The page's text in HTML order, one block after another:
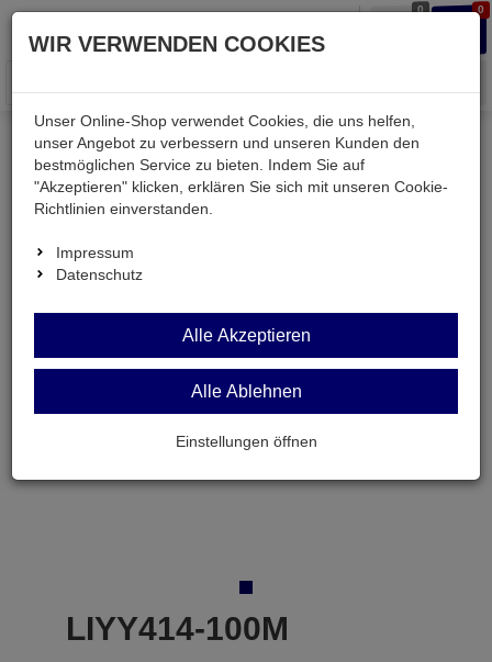
0 0
Menü
Weiter einkaufen Kessler electronic LIYY414-100M
LIYY414-100M
WIR VERWENDEN COOKIES
Unser Online-Shop verwendet Cookies, die uns helfen,
unser Angebot zu verbessern und unseren Kunden den
bestmöglichen Service zu bieten. Indem Sie auf
"Akzeptieren" klicken, erklären Sie sich mit unseren Cookie-
Richtlinien einverstanden.
Impressum
Datenschutz
Alle Akzeptieren
Alle Ablehnen
Einstellungen öffnen